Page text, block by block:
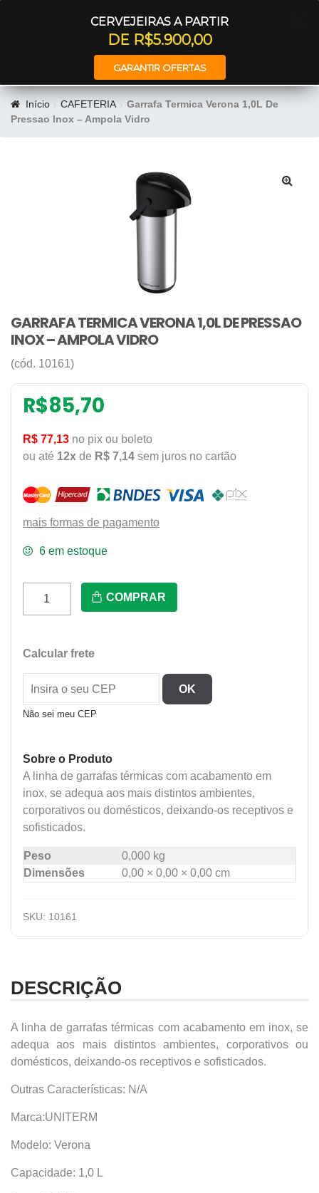
CERVEJEIRAS A PARTIR
DE R$5.900,00
GARANTIR OFERTAS
Início CAFETERIA
Garrafa Termica Verona 1,0L De
Pressao Inox – Ampola Vidro
GARRAFA TERMICA VERONA 1,0L DE PRESSAO
INOX – AMPOLA VIDRO
(cód. 10161)
R$85,70
R$ 77,13 no pix ou boleto
ou até 12x de R$ 7,14 sem juros no cartão
mais formas de pagamento
6 em estoque
De
Pressao
Inox
-
quantidade
COMPRAR
Calcular frete
OK
Não sei meu CEP
Sobre o Produto
A linha de garrafas térmicas com acabamento em
inox, se adequa aos mais distintos ambientes,
corporativos ou domésticos, deixando-os receptivos e
sofisticados.
Peso
0,000 kg
Dimensões
0,00 × 0,00 × 0,00 cm
SKU: 10161
DESCRIÇÃO
A linha de garrafas térmicas com acabamento em inox, se
adequa aos mais distintos ambientes, corporativos ou
domésticos, deixando-os receptivos e sofisticados.
Outras Características: N/A
Marca:UNITERM
Modelo: Verona
Capacidade: 1,0 L